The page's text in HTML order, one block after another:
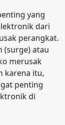
yang
dari
perangkat.
(surge) atau
merusak
karena itu,
penting
di